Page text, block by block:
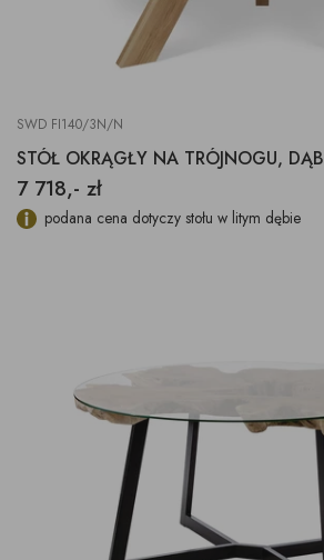
SWD FI140/3N/N
STÓŁ OKRĄGŁY NA TRÓJNOGU, DĄB
7 718,- zł
podana cena dotyczy stołu w litym dębie